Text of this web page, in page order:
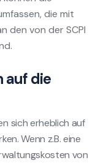
die mit
den von der SCPI
auf die
sich erheblich auf
Wenn z.B. eine
von